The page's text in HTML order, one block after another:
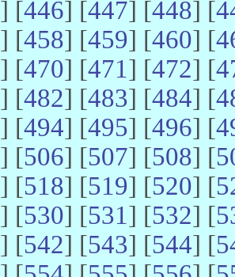
] [446] [447] [448] [
] [458] [459] [460] [
] [470] [471] [472] [
] [482] [483] [484] [
] [494] [495] [496] [
] [506] [507] [508] [
] [518] [519] [520] [
] [530] [531] [532] [
] [542] [543] [544] [